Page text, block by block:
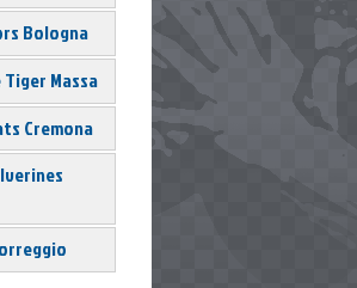
Bologna
Massa
Cremona